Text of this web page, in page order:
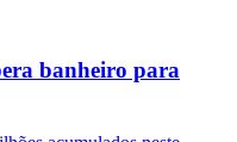
banheiro para